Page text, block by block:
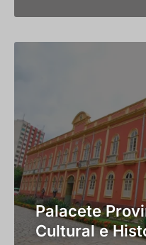
Palacete
Cultural e